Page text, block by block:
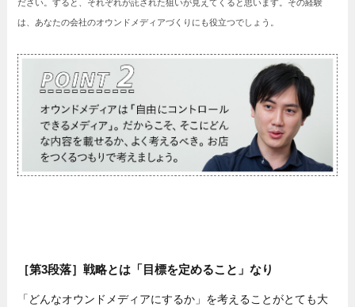
ださい。すると、それぞれが託された狙いが見えてくると思います。その経験
は、あなたの会社のオウンドメディアづくりにも役立つでしょう。
［第3段落］戦略とは「目標を定めること」なり
「どんなオウンドメディアにするか」を考えることがとても大